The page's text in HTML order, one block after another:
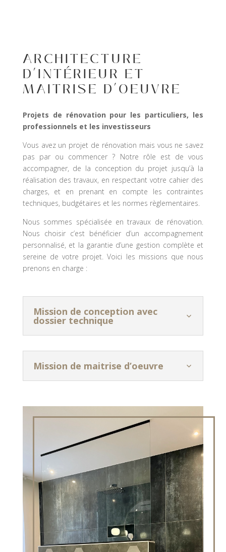
ARCHITECTURE
D’INTÉRIEUR ET
MAITRISE D’OEUVRE
Projets de rénovation pour les particuliers, les
professionnels et les investisseurs
Vous avez un projet de rénovation mais vous ne savez
pas par ou commencer ? Notre rôle est de vous
accompagner, de la conception du projet jusqu’à la
réalisation des travaux, en respectant votre cahier des
charges, et en prenant en compte les contraintes
techniques, budgétaires et les normes règlementaires.
Nous sommes spécialisée en travaux de rénovation.
Nous choisir c’est bénéficier d’un accompagnement
personnalisé, et la garantie d’une gestion complète et
sereine de votre projet. Voici les missions que nous
prenons en charge :
Mission de conception avec
dossier technique
Mission de maitrise d’oeuvre